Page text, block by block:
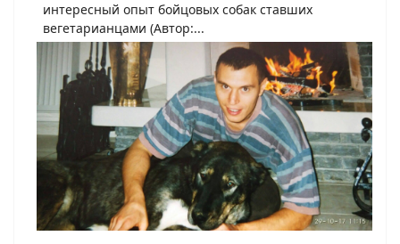
интересный опыт бойцовых собак ставших
вегетарианцами (Автор:...